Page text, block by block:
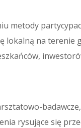
metody
lokalną na terenie
rysujące się